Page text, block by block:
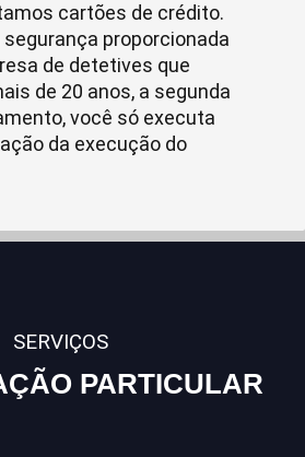
cartões de crédito.
proporcionada
de detetives que
de 20 anos, a segunda
você só executa
da execução do
SERVIÇOS
PARTICULAR